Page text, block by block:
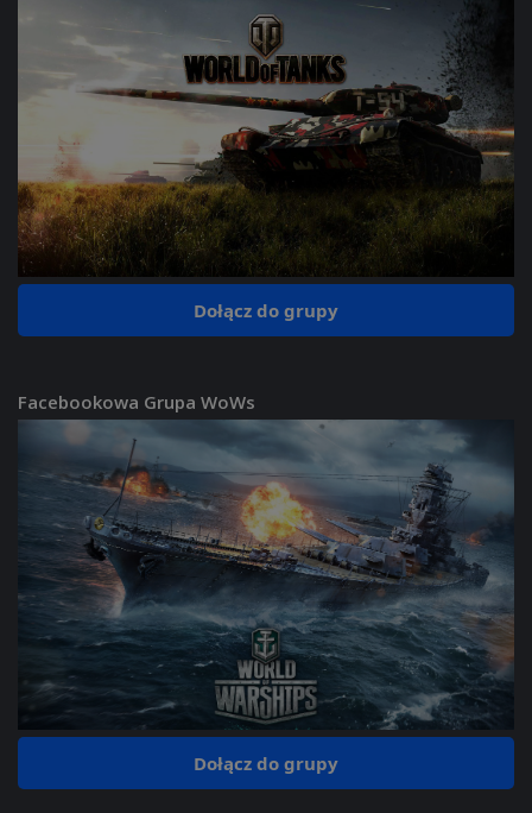
Dołącz do grupy
Facebookowa Grupa WoWs
Dołącz do grupy